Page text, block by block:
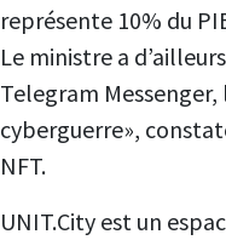
représente 10% du
Le ministre a
Telegram Messenger,
cyberguerre»,
NFT.
UNIT.City est un